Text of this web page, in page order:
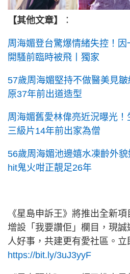
【其他文章】 ：
周海媚登台驚爆情緒失控！
開騷前臨時被飛丨獨家
57歲周海媚堅持不做醫美見
原37年前出道造型
周海媚舊愛林偉亮近況曝光
三級片14年前出家為僧
56歲周海媚池邊嬉水凍齡外
hit鬼火咁正靚足26年
《星島申訴王》將推出全新
增設「我要讚佢」欄目，現
人好事，共建更有愛社區。立
https://bit.ly/3uJ3yyF